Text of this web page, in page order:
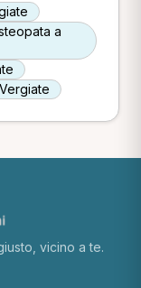
a
vicino a te.